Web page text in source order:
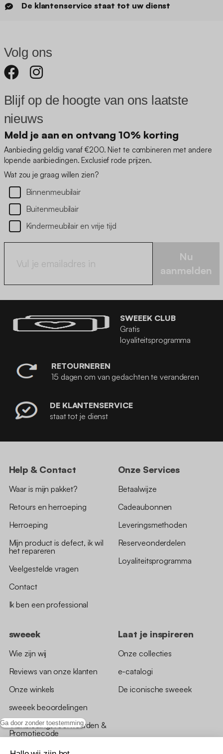
Ga door zonder toestemming
De klantenservice staat tot uw dienst
Volg ons
Blijf op de hoogte van ons laatste
nieuws
Meld je aan en ontvang 10% korting
Aanbieding geldig vanaf €200. Niet te combineren met andere
lopende aanbiedingen. Exclusief rode prijzen.
Wat zou je graag willen zien?
Binnenmeubilair
Buitenmeubilair
Kindermeubilair en vrije tijd
Nu
aanmelden
SWEEEK CLUB
Gratis
loyaliteitsprogramma
RETOURNEREN
15 dagen om van gedachten te veranderen
DE KLANTENSERVICE
staat tot je dienst
Help & Contact
Waar is mijn pakket?
Retours en herroeping
Herroeping
Mijn product is defect, ik wil
het repareren
Veelgestelde vragen
Contact
Ik ben een professional
Onze Services
Betaalwijze
Cadeaubonnen
Leveringsmethoden
Reserveonderdelen
Loyaliteitsprogramma
sweeek
Wie zijn wij
Reviews van onze klanten
Onze winkels
sweeek beoordelingen
*Aanbiedingsvoorwaarden &
Promotiecode
Laat je inspireren
Onze collecties
e-catalogi
De iconische sweeek